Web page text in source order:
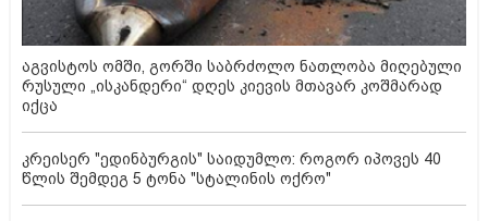
აგვისტოს ომში, გორში საბრძოლო ნათლობა მიღებული
რუსული „ისკანდერი“ დღეს კიევის მთავარ კოშმარად
იქცა
კრეისერ "ედინბურგის" საიდუმლო: როგორ იპოვეს 40
წლის შემდეგ 5 ტონა "სტალინის ოქრო"